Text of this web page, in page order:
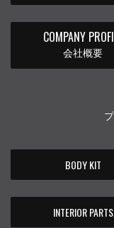
COMPANY
会社概要
BODY KIT
INTERIOR PARTS